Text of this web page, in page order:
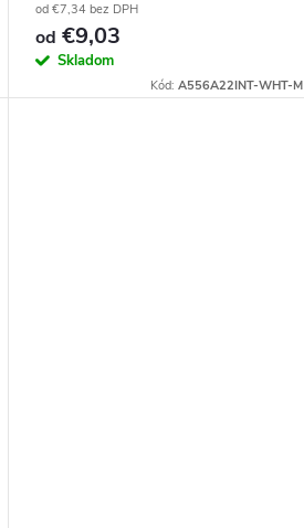
od €7,34 bez DPH
od €9,03
Skladom
Kód: A556A22INT-WHT-M